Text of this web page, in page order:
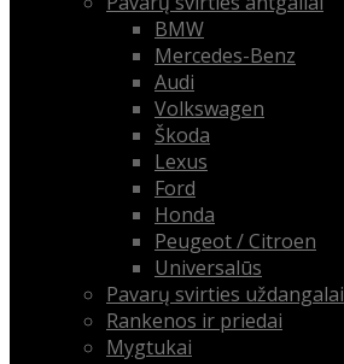
BMW
Mercedes-Benz
Audi
Volkswagen
Škoda
Lexus
Ford
Honda
Peugeot / Citroen
Universalūs
Pavarų svirties uždangalai
Rankenos ir priedai
Mygtukai